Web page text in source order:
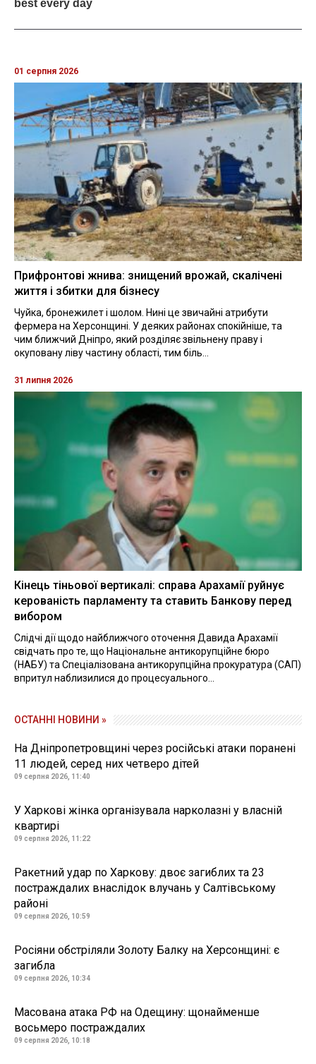
01 серпня 2026
Прифронтові жнива: знищений врожай, скалічені
життя і збитки для бізнесу
Чуйка, бронежилет і шолом. Нині це звичайні атрибути
фермера на Херсонщині. У деяких районах спокійніше, та
чим ближчий Дніпро, який розділяє звільнену праву і
окуповану ліву частину області, тим біль...
31 липня 2026
Кінець тіньової вертикалі: справа Арахамії руйнує
керованість парламенту та ставить Банкову перед
вибором
Слідчі дії щодо найближчого оточення Давида Арахамії
свідчать про те, що Національне антикорупційне бюро
(НАБУ) та Спеціалізована антикорупційна прокуратура (САП)
впритул наблизилися до процесуального...
ОСТАННІ НОВИНИ »
На Дніпропетровщині через російські атаки поранені
11 людей, серед них четверо дітей
09 серпня 2026, 11:40
У Харкові жінка організувала нарколазні у власній
квартирі
09 серпня 2026, 11:22
Ракетний удар по Харкову: двоє загиблих та 23
постраждалих внаслідок влучань у Салтівському
районі
09 серпня 2026, 10:59
Росіяни обстріляли Золоту Балку на Херсонщині: є
загибла
09 серпня 2026, 10:34
Масована атака РФ на Одещину: щонайменше
восьмеро постраждалих
09 серпня 2026, 10:18